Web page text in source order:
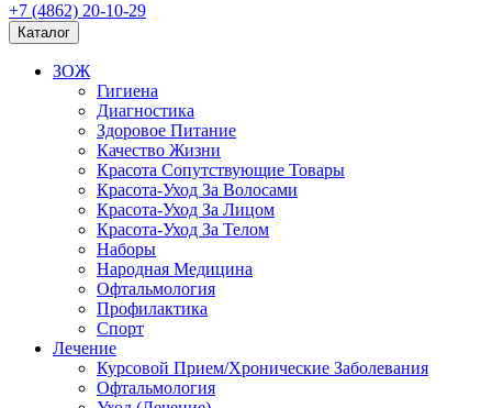
+7 (4862) 20-10-29
Каталог
ЗОЖ
Гигиена
Диагностика
Здоровое Питание
Качество Жизни
Красота Сопутствующие Товары
Красота-Уход За Волосами
Красота-Уход За Лицом
Красота-Уход За Телом
Наборы
Народная Медицина
Офтальмология
Профилактика
Спорт
Лечение
Курсовой Прием/Хронические Заболевания
Офтальмология